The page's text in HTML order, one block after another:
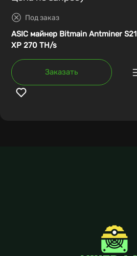
Под заказ
ASIC майнер Bitmain Antminer S21
XP 270 TH/s
Заказать